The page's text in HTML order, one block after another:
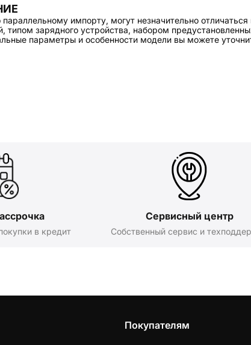
импорту, могут незначительно
типом зарядного устройства, набором
параметры и особенности модели вы можете
в кредит
Сервисный центр
Собственный сервис и
Покупателям